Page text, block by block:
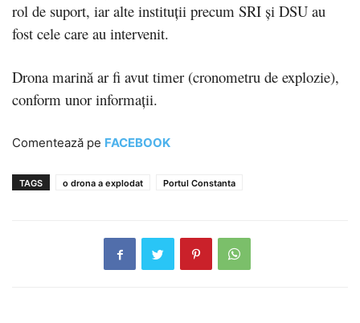
rol de suport, iar alte instituții precum SRI și DSU au
fost cele care au intervenit.
Drona marină ar fi avut timer (cronometru de explozie),
conform unor informații.
Comentează pe FACEBOOK
TAGS o drona a explodat Portul Constanta